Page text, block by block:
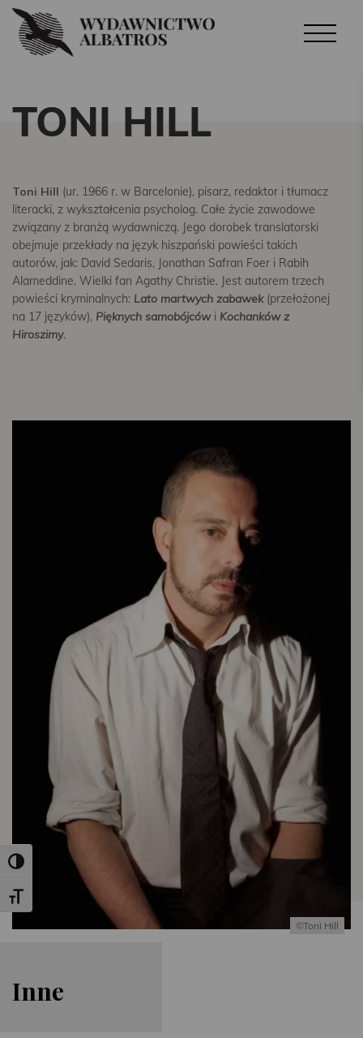
Toggle High Contrast
Toggle Font size
TONI HILL
Toni Hill (ur. 1966 r. w Barcelonie), pisarz, redaktor i tłumacz
literacki, z wykształcenia psycholog. Całe życie zawodowe
związany z branżą wydawniczą. Jego dorobek translatorski
obejmuje przekłady na język hiszpański powieści takich
autorów, jak: David Sedaris, Jonathan Safran Foer i Rabih
Alameddine. Wielki fan Agathy Christie. Jest autorem trzech
powieści kryminalnych: Lato martwych zabawek (przełożonej
na 17 języków), Pięknych samobójców i Kochankówz
Hiroszimy.
©Toni Hill
Inne